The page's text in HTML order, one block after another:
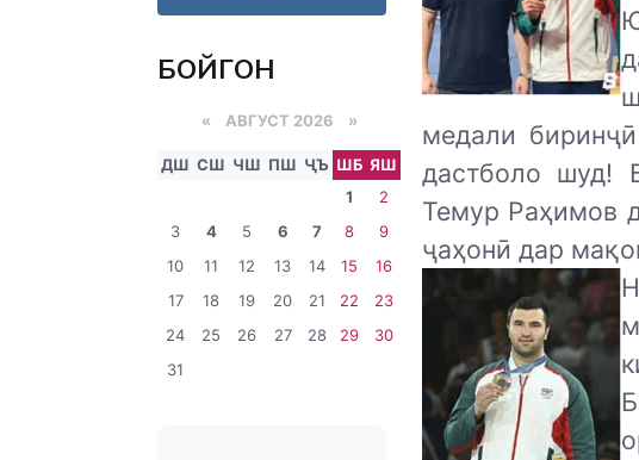
БОЙГОНӢ
« АВГУСТ 2026 »
ДШ СШ ЧШ ПШ ҶЪ ШБ ЯШ
1
2
3
4 5 6 7 8
9
10
11 12 13 14 15
16
17
18 19 20 21 22
23
24
25 26 27 28 29
30
31
медали
дастболо шуд!
Темур Раҳимов
ҷаҳонӣ дар